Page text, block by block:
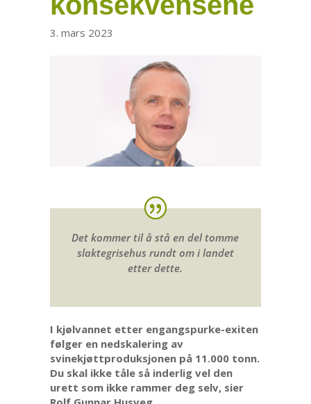
3. mars 2023
Det kommer til å stå en del tomme
slaktegrisehus rundt om i landet
etter dette.
I kjølvannet etter engangspurke-exiten
følger en nedskalering av
svinekjøttproduksjonen på 11.000 tonn.
Du skal ikke tåle så inderlig vel den
urett som ikke rammer deg selv, sier